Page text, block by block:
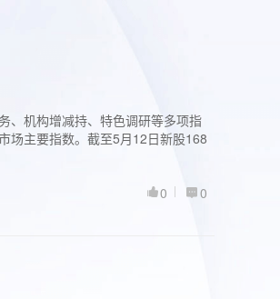
、机构增减持、特色调研等多项指
场主要指数。截至5月12日新股168
0
0